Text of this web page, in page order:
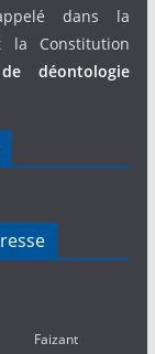
dans la
la Constitution
déontologie
Faizant